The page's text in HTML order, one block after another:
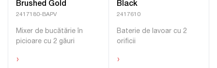
Brushed Gold
2417180-BAPV
Mixer de bucătărie în
picioare cu 2 găuri
›
Black
2417610
Baterie de lavoar cu 2
orificii
›